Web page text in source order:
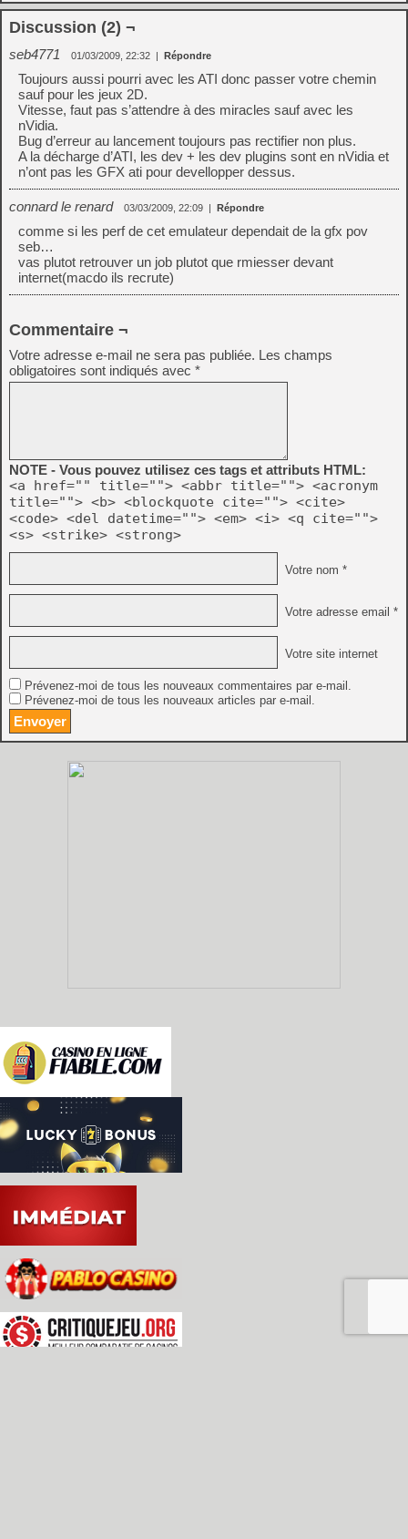
Discussion (2) ¬
seb4771 01/03/2009, 22:32 | Répondre
Toujours aussi pourri avec les ATI donc passer votre chemin
sauf pour les jeux 2D.
Vitesse, faut pas s’attendre à des miracles sauf avec les
nVidia.
Bug d’erreur au lancement toujours pas rectifier non plus.
A la décharge d’ATI, les dev + les dev plugins sont en nVidia et
n’ont pas les GFX ati pour devellopper dessus.
connard le renard 03/03/2009, 22:09 | Répondre
comme si les perf de cet emulateur dependait de la gfx pov
seb…
vas plutot retrouver un job plutot que rmiesser devant
internet(macdo ils recrute)
Commentaire ¬
Votre adresse e-mail ne sera pas publiée. Les champs
obligatoires sont indiqués avec *
NOTE - Vous pouvez utilisez ces tags et attributs HTML:
<a href="" title=""> <abbr title=""> <acronym
title=""> <b> <blockquote cite=""> <cite>
<code> <del datetime=""> <em> <i> <q cite="">
<s> <strike> <strong>
Votre nom *
Votre adresse email *
Votre site internet
Prévenez-moi de tous les nouveaux commentaires par e-mail.
Prévenez-moi de tous les nouveaux articles par e-mail.